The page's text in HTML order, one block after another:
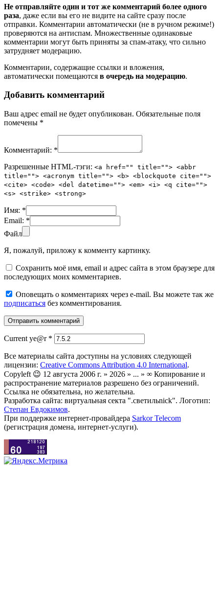
Не отправляйте один и тот же комментарий более одного
раза, даже если вы его не видите на сайте сразу после
отправки. Комментарии автоматически (не в ручном режиме!)
проверяются на антиспам. Множественные одинаковые
комментарии могут быть приняты за спам-атаку, что сильно
затрудняет модерацию.
Комментарии, содержащие ссылки и вложения,
автоматически помещаются в очередь на модерацию.
Добавить комментарий
Ваш адрес email не будет опубликован. Обязательные поля
помечены *
Комментарий: *
Разрешенные HTML-тэги: <a href="" title=""> <abbr
title=""> <acronym title=""> <b> <blockquote cite="">
<cite> <code> <del datetime=""> <em> <i> <q cite="">
<s> <strike> <strong>
Имя: *
Email: *
Файл
Я, пожалуй, приложу к комменту картинку.
Сохранить моё имя, email и адрес сайта в этом браузере для
последующих моих комментариев.
Оповещать о комментариях через e-mail. Вы можете так же
подписаться без комментирования.
Current ye@r *
Все материалы сайта доступны на условиях следующей
лицензии: Creative Commons Attribution 4.0 International.
Copyleft 😉 12 августа 2006 г. » 2026 » ... » ∞ Копирование и
распространение материалов разрешено без ограничений.
Ссылка не обязательна, но желательна.
Разработка сайта: виртуальная секта ".светильnick". Логотип:
Степан Евдокимов.
При поддержке интернет-провайдера Sarkor Telecom
(регистрация домена, интернет-услуги).